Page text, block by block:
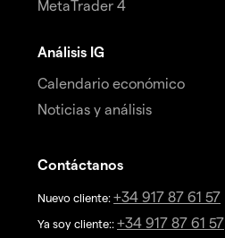
MetaTrader 4
Análisis IG
Calendario económico
Noticias y análisis
Contáctanos
Nuevo cliente: +34 917 87 61 57
Ya soy cliente:: +34 917 87 61 57